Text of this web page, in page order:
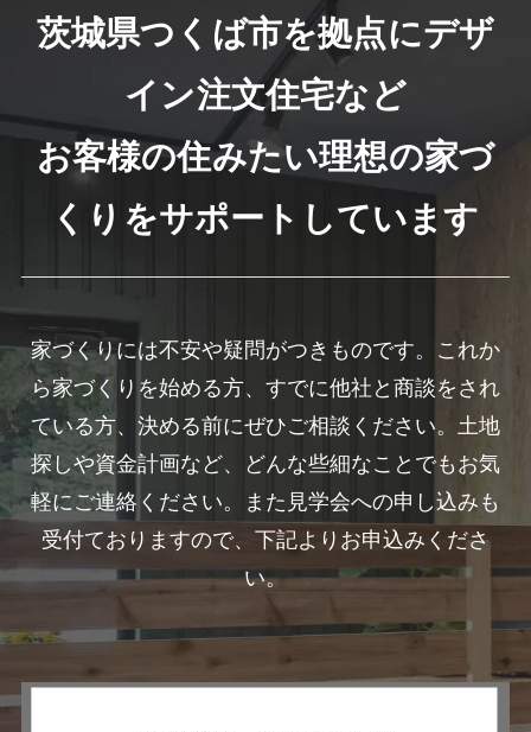
茨城県つくば市を拠点にデザ
イン注文住宅など
お客様の住みたい理想の家づ
くりをサポートしています
家づくりには不安や疑問がつきものです。これか
ら家づくりを始める方、すでに他社と商談をされ
ている方、決める前にぜひご相談ください。土地
探しや資金計画など、どんな些細なことでもお気
軽にご連絡ください。また見学会への申し込みも
受付ておりますので、下記よりお申込みくださ
い。